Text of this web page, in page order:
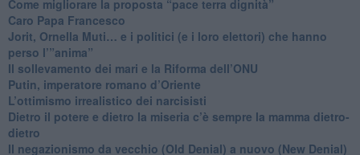
Come migliorare la proposta “pace terra dignità”
Caro Papa Francesco
​Jorit, Ornella Muti… e i politici (e i loro elettori) che hanno
perso l’”anima”
​Il sollevamento dei mari e la Riforma dell’ONU
Putin, imperatore romano d’Oriente
​L’ottimismo irrealistico dei narcisisti
​Dietro il potere e dietro la miseria c’è sempre la mamma dietro-
dietro
Il negazionismo da vecchio (Old Denial) a nuovo (New Denial)